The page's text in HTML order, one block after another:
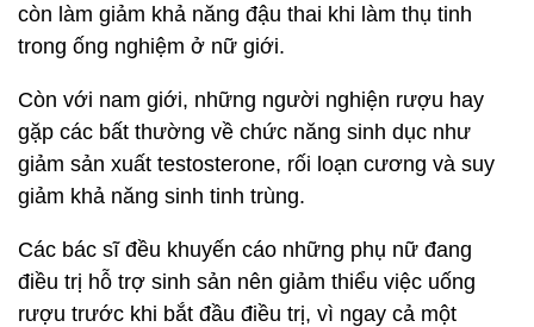
còn làm giảm khả năng đậu thai khi làm thụ tinh
trong ống nghiệm ở nữ giới.
Còn với nam giới, những người nghiện rượu hay
gặp các bất thường về chức năng sinh dục như
giảm sản xuất testosterone, rối loạn cương và suy
giảm khả năng sinh tinh trùng.
Các bác sĩ đều khuyến cáo những phụ nữ đang
điều trị hỗ trợ sinh sản nên giảm thiểu việc uống
rượu trước khi bắt đầu điều trị, vì ngay cả một